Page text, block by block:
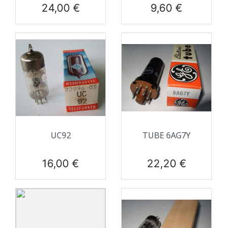
Prix
24,00 € Prix
9,60 €
UC92
Prix
16,00 €
TUBE 6AG7Y
Prix
22,20 €